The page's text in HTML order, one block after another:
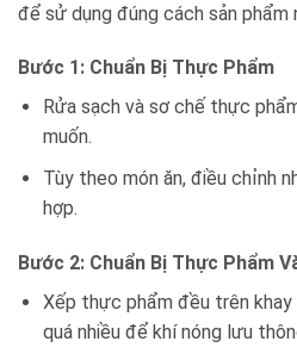
để sử dụng đúng cách sản phẩm
Bước 1: Chuẩn Bị Thực Phẩm
Rửa sạch và sơ chế thực
muốn.
Tùy theo món ăn, điều chỉnh
hợp.
Bước 2: Chuẩn Bị Thực Phẩm
Xếp thực phẩm đều trên
quá nhiều để khí nóng lưu